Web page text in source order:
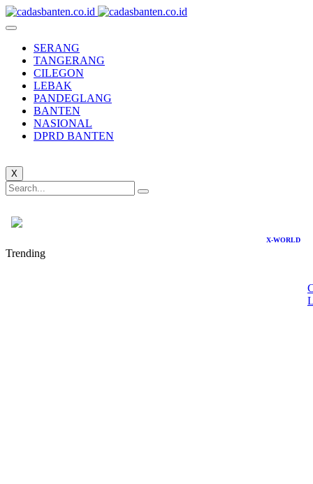
SERANG
TANGERANG
CILEGON
LEBAK
PANDEGLANG
BANTEN
NASIONAL
DPRD BANTEN
X
X-WORLD
Trending